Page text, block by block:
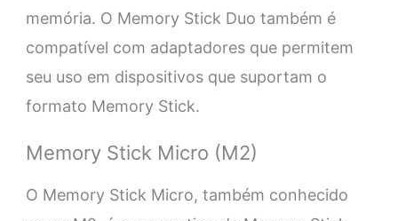
memória. O Memory Stick Duo também é
compatível com adaptadores que permitem
seu uso em dispositivos que suportam o
formato Memory Stick.
Memory Stick Micro (M2)
O Memory Stick Micro, também conhecido